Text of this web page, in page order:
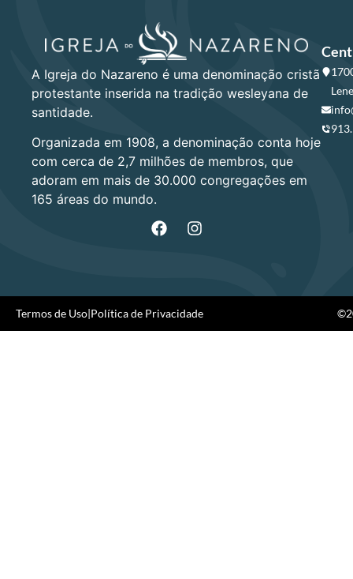
A Igreja do Nazareno é uma denominação cristã
protestante inserida na tradição wesleyana de
santidade.
Organizada em 1908, a denominação conta hoje
com cerca de 2,7 milhões de membros, que
adoram em mais de 30.000 congregações em
165 áreas do mundo.
Termos de Uso|Política de Privacidade